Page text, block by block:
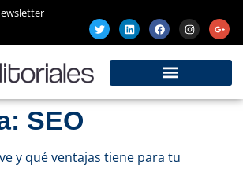
SEO
y qué ventajas tiene para tu